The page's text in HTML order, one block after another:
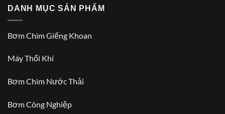
DANH MỤC SẢN PHẨM
Bơm Chìm Giếng Khoan
Máy Thổi Khí
Bơm Chìm Nước Thải
Bơm Công Nghiệp